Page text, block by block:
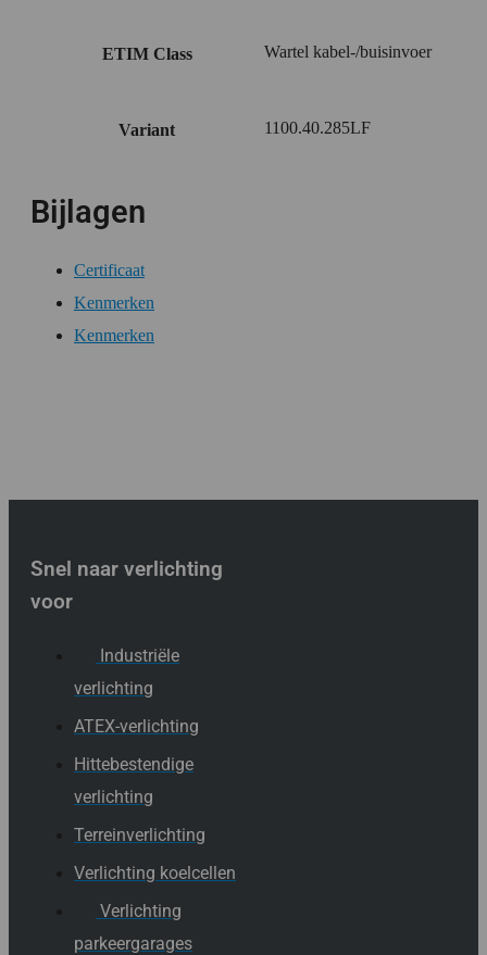
ETIM Class Wartel kabel-/buisinvoer
Variant 1100.40.285LF
Bijlagen
Certificaat
Kenmerken
Kenmerken
Snel naar verlichting
voor
Industriële
verlichting
ATEX-verlichting
Hittebestendige
verlichting
Terreinverlichting
Verlichting koelcellen
Verlichting
parkeergarages